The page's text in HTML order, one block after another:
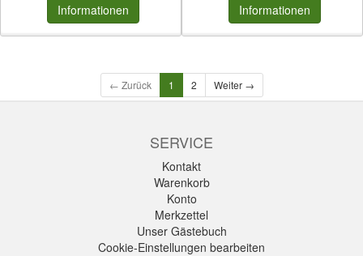
Informationen Informationen
← Zurück 1 2 Weiter →
SERVICE
Kontakt
Warenkorb
Konto
Merkzettel
Unser Gästebuch
Cookie-Einstellungen bearbeiten